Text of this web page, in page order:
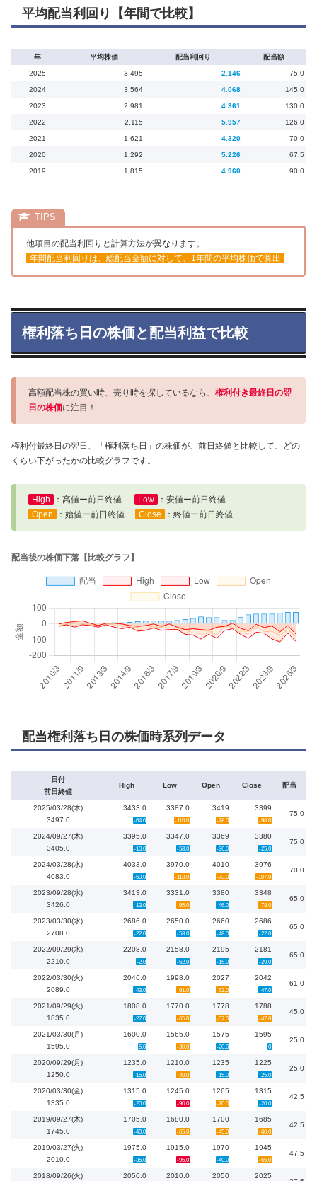
平均配当利回り【年間で比較】
年 平均株価 配当利回り 配当額
2025 3,495 2.146 75.0
2024 3,564 4.068 145.0
2023 2,981 4.361 130.0
2022 2,115 5.957 126.0
2021 1,621 4.320 70.0
2020 1,292 5.226 67.5
2019 1,815 4.960 90.0
他項目の配当利回りと計算方法が異なります。
年間配当利回りは、総配当金額に対して、1年間の平均株価で算出
権利落ち日の株価と配当利益で比較
高額配当株の買い時、売り時を探しているなら、 権利付き最終日の翌
日の株価に注目！
権利付最終日の翌日、「権利落ち日」の株価が、前日終値と比較して、どの
くらい下がったかの比較グラフです。
High ：高値ー前日終値 Low
：安値ー前日終値
Open
：始値ー前日終値 Close ：終値ー前日終値
配当権利落ち日の株価時系列データ
日付
前日終値
High Low Open Close 配当
2025/03/28(木)
3497.0
3433.0
-64.0
3387.0
-110.0
3419
-78.0
3399
-98.0
75.0
2024/09/27(木)
3405.0
3395.0
-10.0
3347.0
-58.0
3369
-36.0
3380
-25.0
75.0
2024/03/28(水)
4083.0
4033.0
-50.0
3970.0
-113.0
4010
-73.0
3976
-107.0
70.0
2023/09/28(水)
3426.0
3413.0
-13.0
3331.0
-95.0
3380
-46.0
3348
-78.0
65.0
2023/03/30(水)
2708.0
2686.0
-22.0
2650.0
-58.0
2660
-48.0
2686
-22.0
65.0
2022/09/29(水)
2210.0
2208.0
-2.0
2158.0
-52.0
2195
-15.0
2181
-29.0
65.0
2022/03/30(火)
2089.0
2046.0
-43.0
1998.0
-91.0
2027
-62.0
2042
-47.0
61.0
2021/09/29(火)
1835.0
1808.0
-27.0
1770.0
-65.0
1778
-57.0
1788
-47.0
45.0
2021/03/30(月)
1595.0
1600.0
5.0
1565.0
-30.0
1575
-20.0
1595
0
25.0
2020/09/29(月)
1250.0
1235.0
-15.0
1210.0
-40.0
1235
-15.0
1225
-25.0
25.0
2020/03/30(金)
1335.0
1315.0
-20.0
1245.0
-90.0
1265
-70.0
1315
-20.0
42.5
2019/09/27(木)
1745.0
1705.0
-40.0
1680.0
-65.0
1700
-45.0
1685
-60.0
42.5
2019/03/27(火)
2010.0
1975.0
-35.0
1915.0
-95.0
1970
-40.0
1945
-65.0
47.5
2018/09/26(火)
2050.0 2010.0 2050 2025